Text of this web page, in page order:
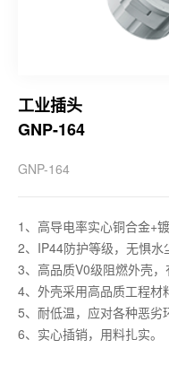
工业插头
GNP-164
GNP-164
1、高导电率实心铜合金+
2、IP44防护等级，无惧
3、高品质V0级阻燃外壳
4、外壳采用高品质工程材
5、耐低温，应对各种恶劣
6、实心插销，用料扎实。